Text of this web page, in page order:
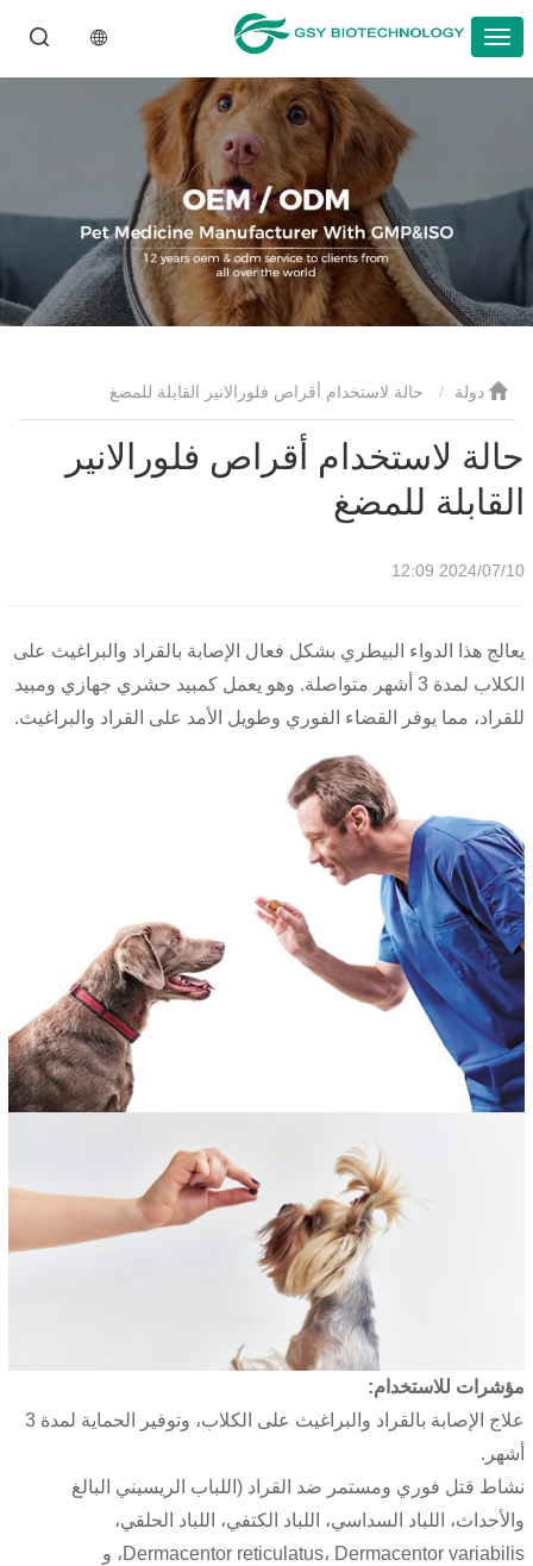
حالة لاستخدام أقراص فلورالانير
القابلة للمضغ
2024/07/10 12:09
يعالج هذا الدواء البيطري بشكل فعال الإصابة بالقراد والبراغيث على
الكلاب لمدة 3 أشهر متواصلة. وهو يعمل كمبيد حشري جهازي ومبيد
للقراد، مما يوفر القضاء الفوري وطويل الأمد على القراد والبراغيث.
مؤشرات للاستخدام:
علاج الإصابة بالقراد والبراغيث على الكلاب، وتوفير الحماية لمدة 3
أشهر.
نشاط قتل فوري ومستمر ضد القراد (اللباب الريسيني البالغ
والأحداث، اللباد السداسي، اللباد الكتفي، اللباد الحلقي،
Dermacentor reticulatus، Dermacentor variabilis، و